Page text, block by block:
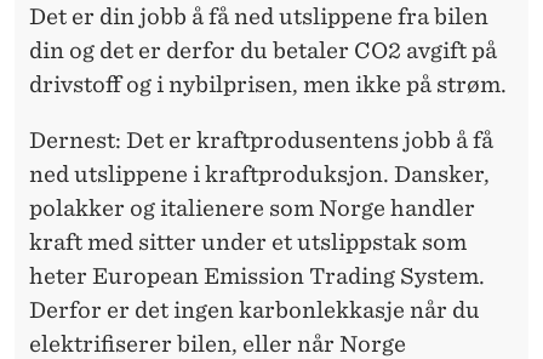
Det er din jobb å få ned utslippene fra bilen
din og det er derfor du betaler CO2 avgift på
drivstoff og i nybilprisen, men ikke på strøm.
Dernest: Det er kraftprodusentens jobb å få
ned utslippene i kraftproduksjon. Dansker,
polakker og italienere som Norge handler
kraft med sitter under et utslippstak som
heter European Emission Trading System.
Derfor er det ingen karbonlekkasje når du
elektrifiserer bilen, eller når Norge